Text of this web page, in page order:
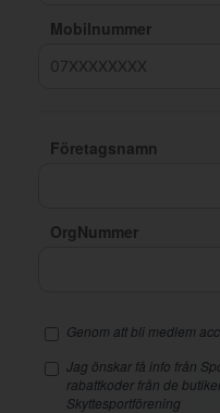
Mobilnummer
Företagsnamn
OrgNummer
Genom att bli medlem
Jag önskar få info från
rabattkoder från de
Skyttesportförening